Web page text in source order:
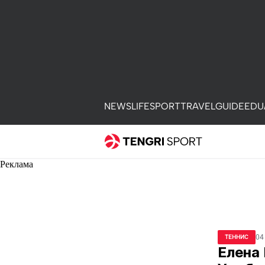
NEWSLIFESPORTTRAVELGUIDEEDU
Реклама
ТЕННИС 04
Елена